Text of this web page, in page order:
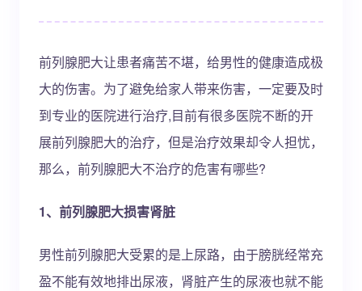
前列腺肥大让患者痛苦不堪，给男性的健康造成极
大的伤害。为了避免给家人带来伤害，一定要及时
到专业的医院进行治疗,目前有很多医院不断的开
展前列腺肥大的治疗，但是治疗效果却令人担忧，
那么，前列腺肥大不治疗的危害有哪些?
1、前列腺肥大损害肾脏
男性前列腺肥大受累的是上尿路，由于膀胱经常充
盈不能有效地排出尿液，肾脏产生的尿液也就不能